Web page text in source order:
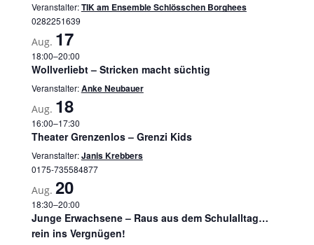
Veranstalter:TIK am Ensemble Schlösschen Borghees
0282251639
Aug. 17
18:00–20:00
Wollverliebt – Stricken macht süchtig
Veranstalter:Anke Neubauer
Aug. 18
16:00–17:30
Theater Grenzenlos – Grenzi Kids
Veranstalter:Janis Krebbers
0175-735584877
Aug. 20
18:30–20:00
Junge Erwachsene – Raus aus dem Schulalltag…
rein ins Vergnügen!